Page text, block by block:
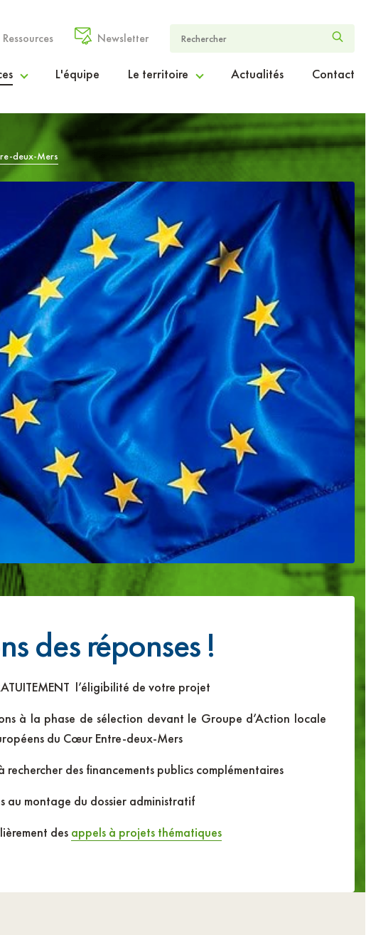
Ressources Newsletter
service des collectivités
L'équipe Le territoire
Le Cœur Entre-deux-Mers en chiffres
Le projet de territoire ambition2030
Le périmètre d’intervention
Actualités Contact
deux-Mers
des réponses !
l’éligibilité de votre projet
à la phase de sélection devant le Groupe d’Action locale
du Cœur Entre-deux-Mers
rechercher des financements publics complémentaires
au montage du dossier administratif
des appels à projets thématiques